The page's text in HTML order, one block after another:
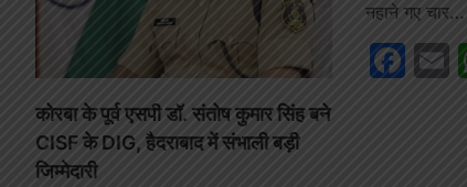
कोरबा के पूर्व एसपी डॉ. संतोष कुमार सिंह बने
CISF के DIG, हैदराबाद में संभाली बड़ी
जिम्मेदारी
नहाने गए चार…